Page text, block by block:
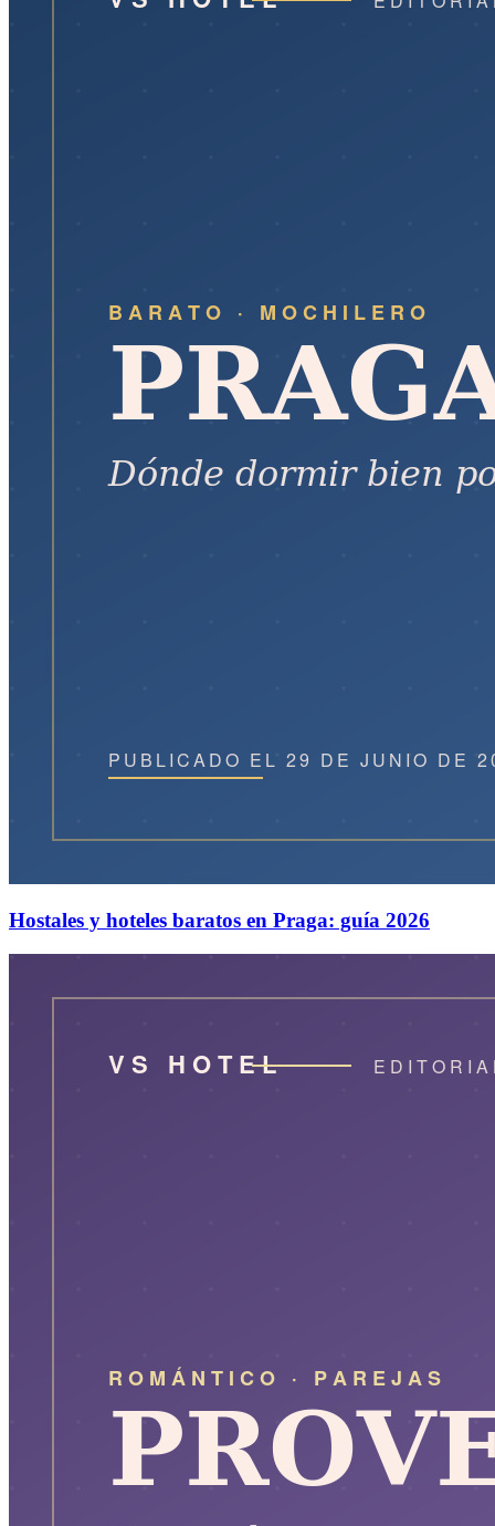
Hostales y hoteles baratos en Praga: guía 2026